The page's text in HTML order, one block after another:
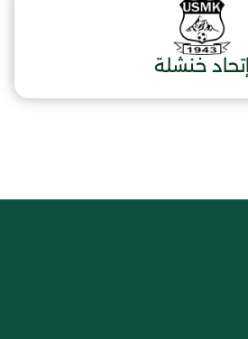
إتحاد خنشلة